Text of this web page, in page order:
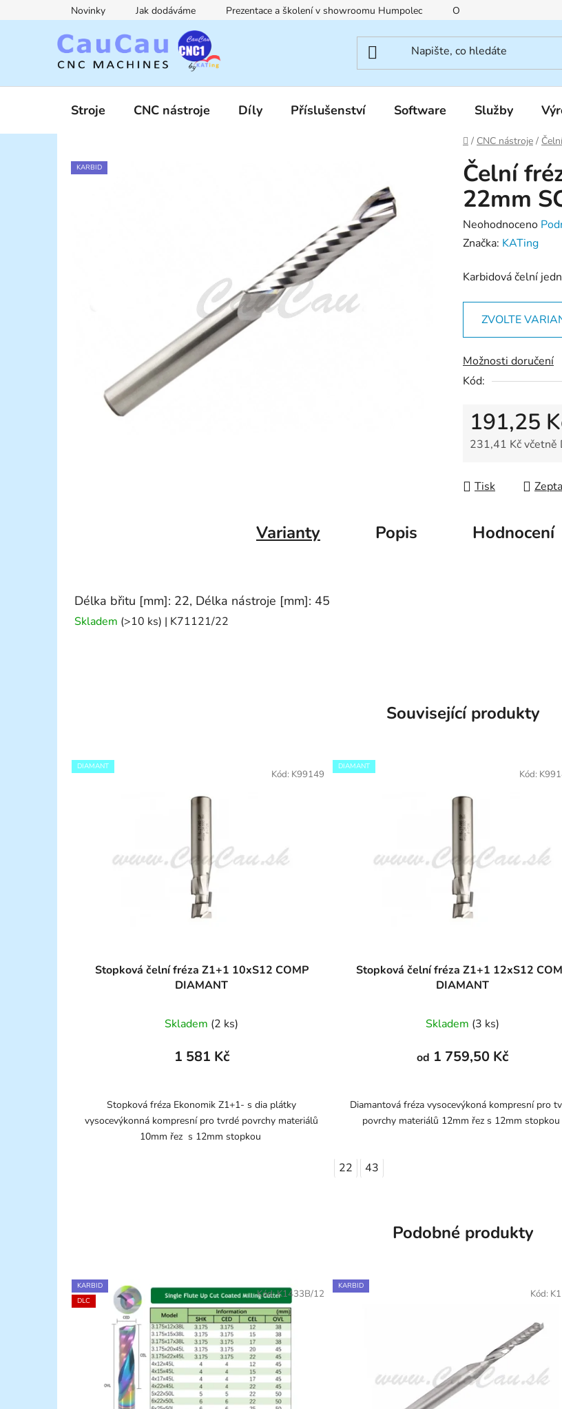
na
Novinky Jak dodáváme Prezentace a školení v showroomu Humpolec O nás
Stroje CNC nástroje Díly Příslušenství Software Služby
Domů
/ CNC nástroje /
Čelní
22mm
Průměrné
hodnocení
je
0,0
5
hvězdiček.
Neohodnoceno
Značka: KATing
Karbidová čelní
ZVOLTE
Možnosti doručení
Kód:
191,25
231,41 Kč včetně
Tisk
KARBID
Varianty Popis Hodnocení
Délka břitu [mm]: 22, Délka nástroje [mm]: 45
Skladem (>10 ks) | K71121/22
Související produkty
DIAMANT
Stopková čelní fréza Z1+1 10xS12 COMP
DIAMANT
Skladem (2 ks)
1 581 Kč
Stopková fréza Ekonomik Z1+1- s dia plátky
vysocevýkonná kompresní pro tvrdé povrchy materiálů
10mm řez s 12mm stopkou
Kód: K99149
DIAMANT
Stopková čelní fréza Z1+1 12xS12
DIAMANT
Skladem (3 ks)
od 1 759,50 Kč
Diamantová fréza vysocevýkoná kompresní pro
povrchy materiálů 12mm řez s 12mm stopkou
22 43
Kód:
Podobné produkty
KARBID
DLC
Kód:K1433B/12
KARBID
Kód: